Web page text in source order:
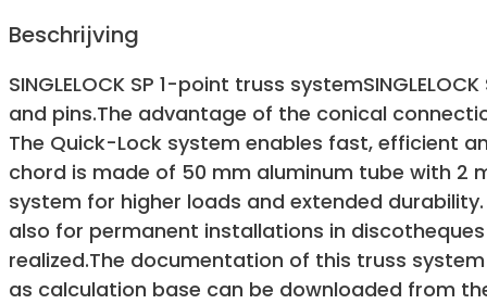
Beschrijving
SINGLELOCK SP 1-point truss
and pins.The advantage of the conical
The Quick-Lock system enables fast, efficient
chord is made of 50 mm aluminum tube with 2
system for higher loads and extended
also for permanent installations in
realized.The documentation of this truss
as calculation base can be downloaded from